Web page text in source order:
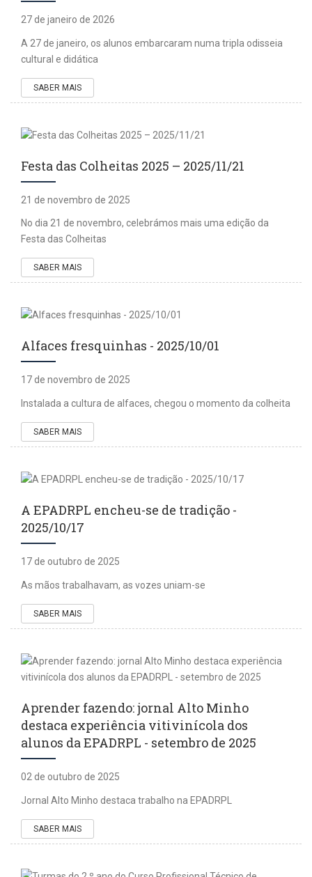
27 de janeiro de 2026
A 27 de janeiro, os alunos embarcaram numa tripla odisseia
cultural e didática
SABER MAIS
Festa das Colheitas 2025 – 2025/11/21
21 de novembro de 2025
No dia 21 de novembro, celebrámos mais uma edição da
Festa das Colheitas
SABER MAIS
Alfaces fresquinhas - 2025/10/01
17 de novembro de 2025
Instalada a cultura de alfaces, chegou o momento da colheita
SABER MAIS
A EPADRPL encheu-se de tradição -
2025/10/17
17 de outubro de 2025
As mãos trabalhavam, as vozes uniam-se
SABER MAIS
Aprender fazendo: jornal Alto Minho
destaca experiência vitivinícola dos
alunos da EPADRPL - setembro de 2025
02 de outubro de 2025
Jornal Alto Minho destaca trabalho na EPADRPL
SABER MAIS